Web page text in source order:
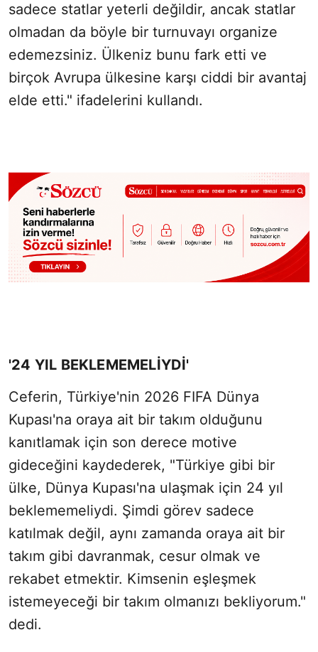
sadece statlar yeterli değildir, ancak statlar
olmadan da böyle bir turnuvayı organize
edemezsiniz. Ülkeniz bunu fark etti ve
birçok Avrupa ülkesine karşı ciddi bir avantaj
elde etti." ifadelerini kullandı.
'24 YIL BEKLEMEMELİYDİ'
Ceferin, Türkiye'nin 2026 FIFA Dünya
Kupası'na oraya ait bir takım olduğunu
kanıtlamak için son derece motive
gideceğini kaydederek, "Türkiye gibi bir
ülke, Dünya Kupası'na ulaşmak için 24 yıl
beklememeliydi. Şimdi görev sadece
katılmak değil, aynı zamanda oraya ait bir
takım gibi davranmak, cesur olmak ve
rekabet etmektir. Kimsenin eşleşmek
istemeyeceği bir takım olmanızı bekliyorum."
dedi.